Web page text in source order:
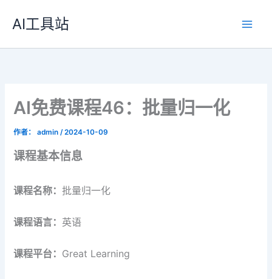
容
AI工具站
AI免费课程46：批量归一化
作者： admin/2024-10-09
课程基本信息
课程名称：批量归一化
课程语言： 英语
课程平台： Great Learning